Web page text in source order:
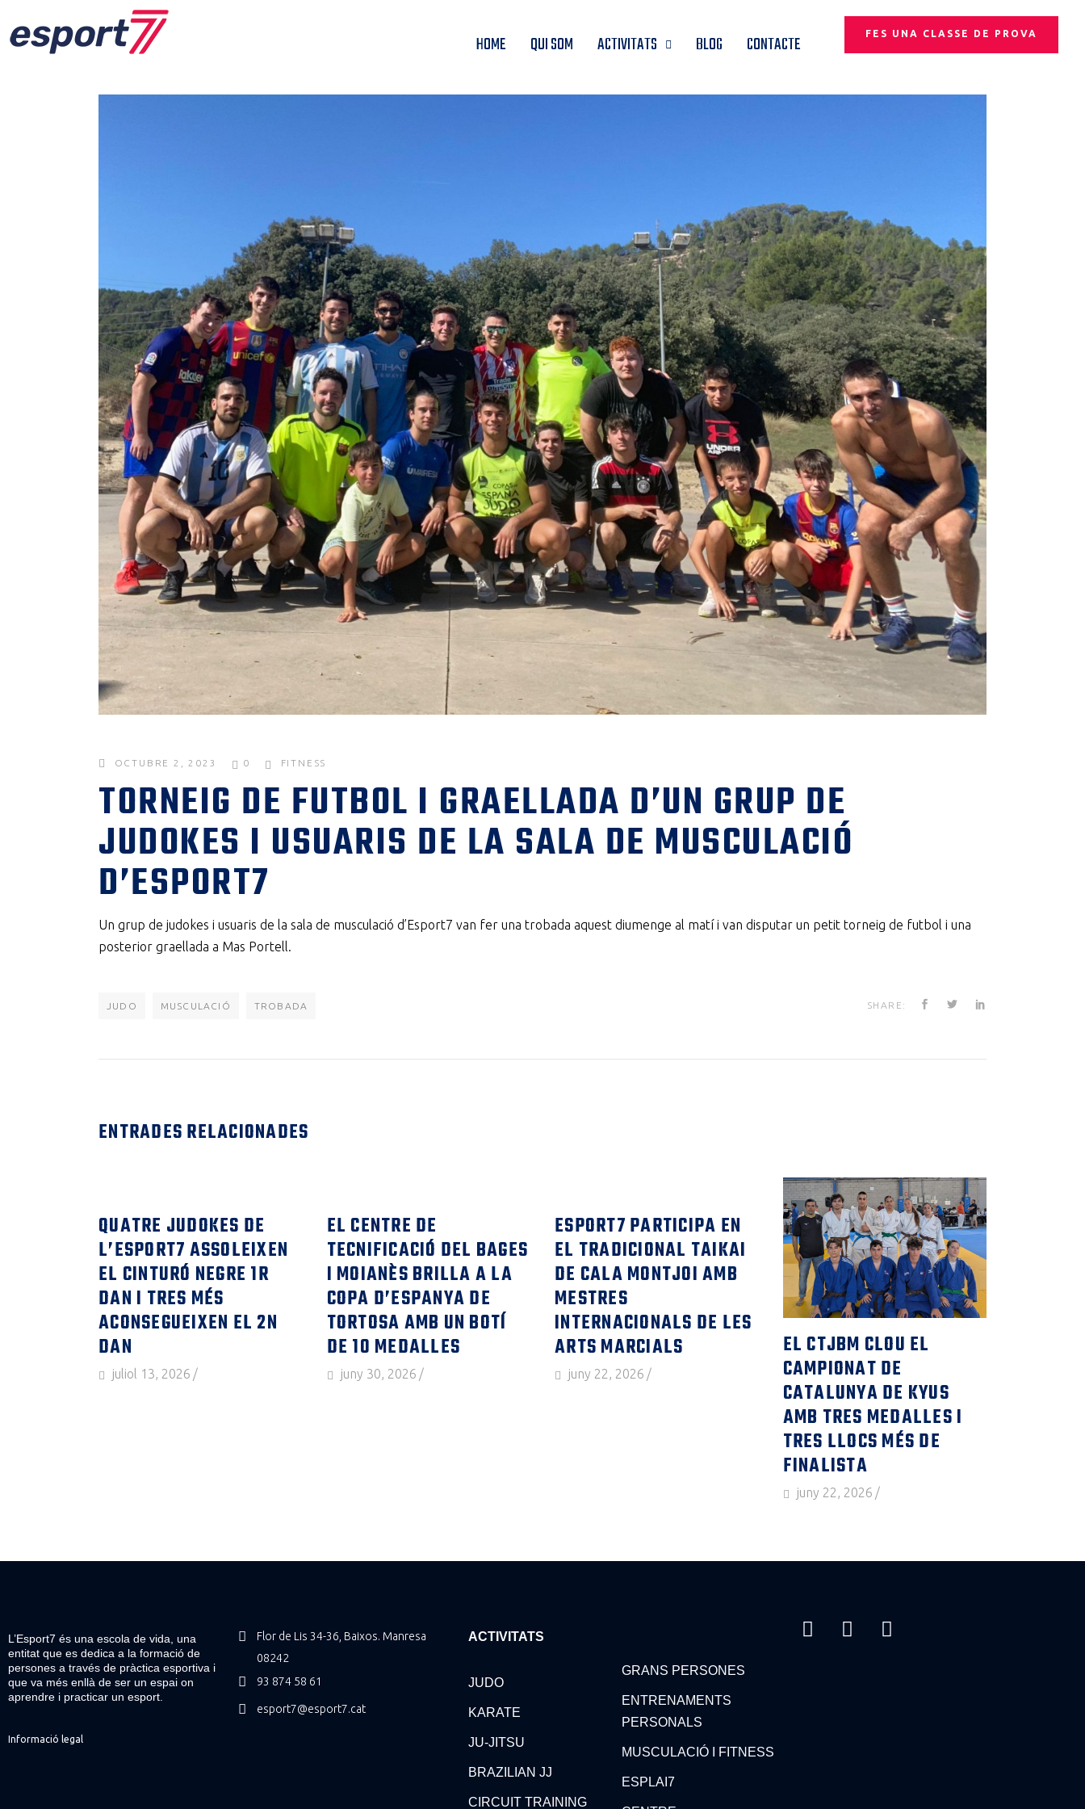
HOME QUI SOM ACTIVITATS BLOG CONTACTE FES UNA CLASSE DE PROVA
OCTUBRE 2, 2023 0 FITNESS
TORNEIG DE FUTBOL I GRAELLADA D’UN GRUP DE
JUDOKES I USUARIS DE LA SALA DE MUSCULACIÓ
D’ESPORT7
Un grup de judokes i usuaris de la sala de musculació d’Esport7 van fer una trobada aquest diumenge al matí i van disputar un petit torneig de futbol i una
posterior graellada a Mas Portell.
JUDO MUSCULACIÓ TROBADA SHARE:
ENTRADES RELACIONADES
QUATRE JUDOKES DE
L’ESPORT7 ASSOLEIXEN
EL CINTURÓ NEGRE 1R
DAN I TRES MÉS
ACONSEGUEIXEN EL 2N
DAN
juliol 13, 2026
EL CENTRE DE
TECNIFICACIÓ DEL BAGES
I MOIANÈS BRILLA A LA
COPA D’ESPANYA DE
TORTOSA AMB UN BOTÍ
DE 10 MEDALLES
juny 30, 2026
ESPORT7 PARTICIPA EN
EL TRADICIONAL TAIKAI
DE CALA MONTJOI AMB
MESTRES
INTERNACIONALS DE LES
ARTS MARCIALS
juny 22, 2026
EL CTJBM CLOU EL
CAMPIONAT DE
CATALUNYA DE KYUS
AMB TRES MEDALLES I
TRES LLOCS MÉS DE
FINALISTA
juny 22, 2026
L’Esport7 és una escola de vida, una
entitat que es dedica a la formació de
persones a través de pràctica esportiva i
que va més enllà de ser un espai on
aprendre i practicar un esport.
Informació legal
Flor de Lis 34-36, Baixos. Manresa
08242
93 874 58 61
esport7@esport7.cat
ACTIVITATS
JUDO
KARATE
JU-JITSU
BRAZILIAN JJ
CIRCUIT TRAINING
GRANS PERSONES
ENTRENAMENTS
PERSONALS
MUSCULACIÓ I FITNESS
ESPLAI7